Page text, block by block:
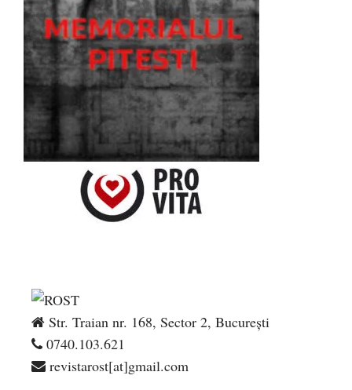
Str. Traian nr. 168, Sector 2, București
0740.103.621
revistarost[at]gmail.com